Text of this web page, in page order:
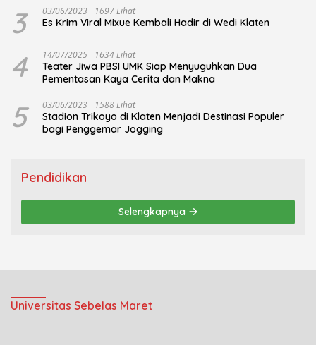
3 03/06/2023 1697 Lihat
Es Krim Viral Mixue Kembali Hadir di Wedi Klaten
4 14/07/2025 1634 Lihat
Teater Jiwa PBSI UMK Siap Menyuguhkan Dua
Pementasan Kaya Cerita dan Makna
5 03/06/2023 1588 Lihat
Stadion Trikoyo di Klaten Menjadi Destinasi Populer
bagi Penggemar Jogging
Pendidikan
Selengkapnya
Universitas Sebelas Maret